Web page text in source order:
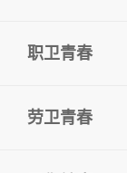
职卫青春
劳卫青春